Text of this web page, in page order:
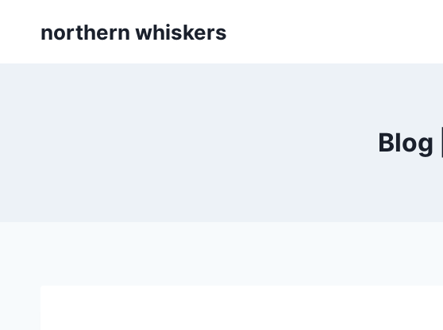
northern whiskers
Blog